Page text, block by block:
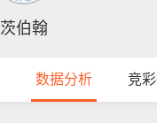
茨伯翰
数据分析 竞